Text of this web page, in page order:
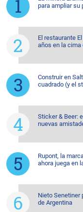
para ampliar su
El restaurante
años en la cima
Construir en
cuadrado (y el
Sticker & Beer:
nuevas
Rupont, la
ahora juega en
Nieto Senetiner
de Argentina